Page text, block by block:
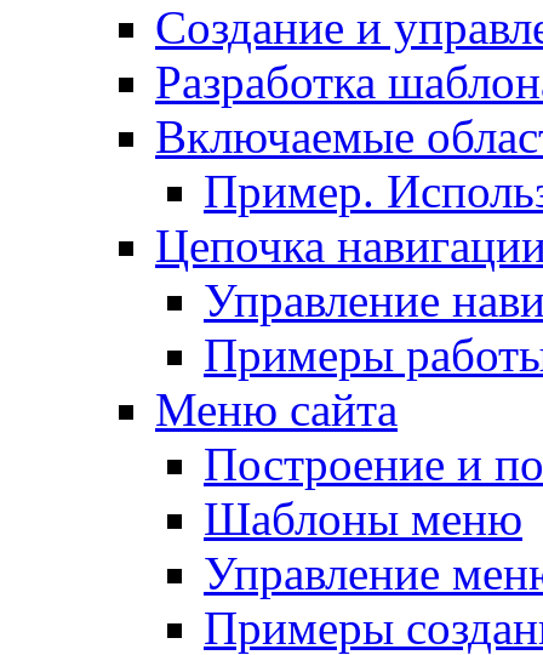
Создание и
Разработка
Включаемые
Пример.
Цепочка
Управление
Примеры
Меню сайта
Построение и
Шаблоны меню
Управление
Примеры